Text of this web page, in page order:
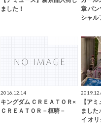
ました！
章 パ
シャ
2016.12.14
キングダム ＣＲＥＡＴＯＲ×
ＣＲＥＡＴＯＲ－桓騎－
【ア
ました
イ オ